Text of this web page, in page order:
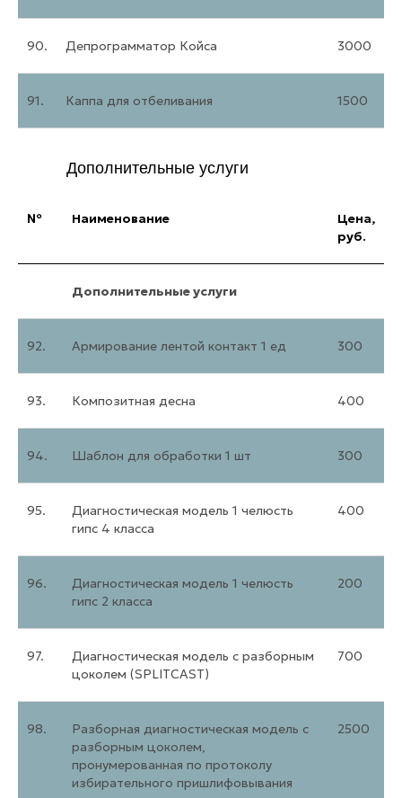
90. Депрограмматор Койса 3000
91. Каппа для отбеливания 1500
Дополнительные услуги
№ Наименование
Цена,
руб.
Дополнительные услуги
92. Армирование лентой контакт 1 ед 300
93. Композитная десна 400
94. Шаблон для обработки 1 шт 300
95.
Диагностическая модель 1 челюсть
гипс 4 класса
400
96.
Диагностическая модель 1 челюсть
гипс 2 класса
200
97.
Диагностическая модель с разборным
цоколем (SPLITCAST)
700
98.
Разборная диагностическая модель с
разборным цоколем,
пронумерованная по протоколу
избирательного пришлифовывания
2500